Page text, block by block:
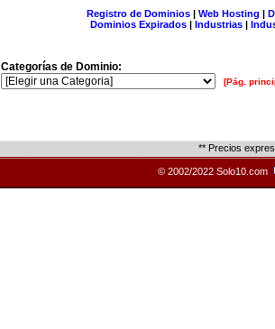
Registro de Dominios| Web Hosting |
Dominios Expirados | Industrias |
Categorías de Dominio:
[Pág.
** Precios
© 2002/2022 Solo10.com